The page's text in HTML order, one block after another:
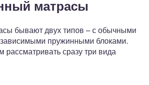
матрасы
бывают двух типов – с обычными
пружинными блоками.
сразу три вида